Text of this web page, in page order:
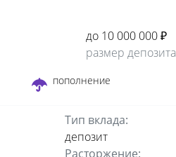
до 10 000 000 ₽
размер депозита
пополнение
Тип вклада:
депозит
Расторжение: